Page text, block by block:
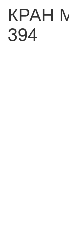
КРАН
394